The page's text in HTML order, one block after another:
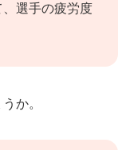
選手の疲労度
か。